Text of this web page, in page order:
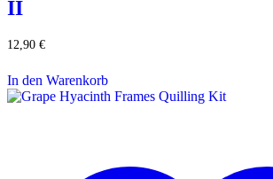
II
12,90 €
In den Warenkorb